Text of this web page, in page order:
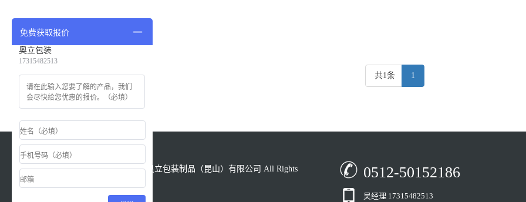
共1条 1
版权所有：Copyright &copy; 2021 奥立包装制品（昆山）有限公司 All Rights
Reserved.
0512-50152186
吴经理 17315482513
免费获取报价
奥立包装
17315482513